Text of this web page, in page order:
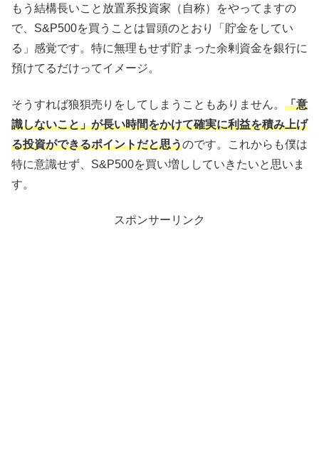
もう結構長いこと放置系投資家（自称）をやってますの
で、S&P500を買うことは冒頭のとおり「貯金をしてい
る」感覚です。特に無理もせず貯まった余剰資金を銀行に
預けてるだけってイメージ。
そうすれば狼狽売りをしてしまうこともありません。 「意
識しないこと」が長い時間をかけて確実に利益を積み上げ
る投資ができるポイントだと思うのです。これからも僕は
特に意識せず、S&P500を買い増ししていきたいと思いま
す。
スポンサーリンク